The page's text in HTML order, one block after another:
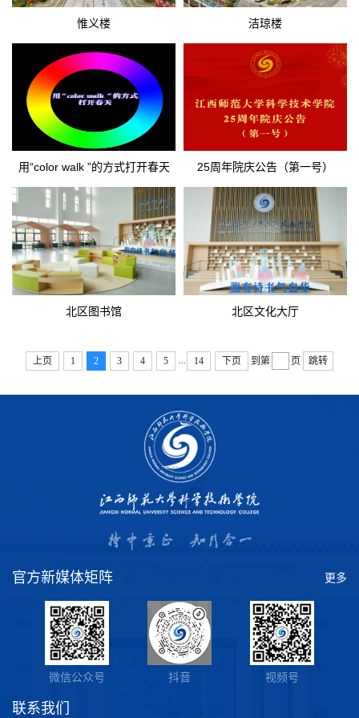
惟义楼 洁琼楼
用“color walk ”的方式打开春天 25周年院庆公告（第一号）
北区图书馆 北区文化大厅
上页 1 2 3 4 5 ... 14 下页 到第 页 跳转
官方新媒体矩阵 更多
微信公众号 抖音 视频号
联系我们